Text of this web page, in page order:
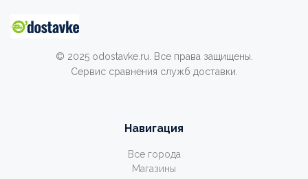
© 2025 odostavke.ru. Все права защищены.
Сервис сравнения служб доставки.
Навигация
Все города
Магазины